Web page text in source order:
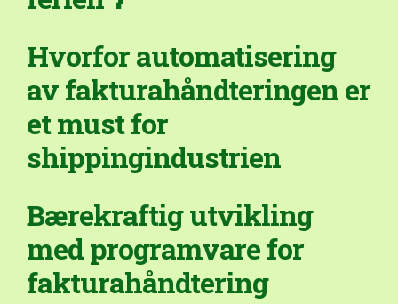
Hvorfor automatisering
av fakturahåndteringen er
et must for
shippingindustrien
Bærekraftig utvikling
med programvare for
fakturahåndtering